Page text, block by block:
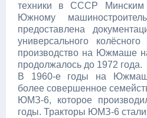
техники в СССР Минским
Южному
предоставлена
универсального
производство на Южмаше
продолжалось до 1972 года.
В 1960-е годы на
более совершенное
ЮМЗ-6, которое
годы. Тракторы ЮМЗ-6